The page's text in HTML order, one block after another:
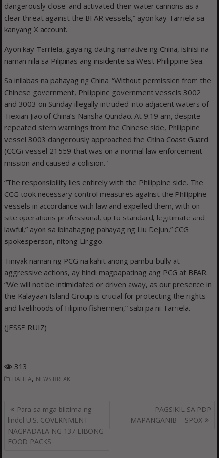
dangerously close’ and activated their water cannons as a
clear threat against the BFAR vessels,” ayon kay Tarriela sa
kanyang X account.
Ayon kay Tarriela, gaya ng dating narrative ng China, isinisi na
naman nila sa Pilipinas ang insidente sa West Philippine Sea.
Sa inilabas na pahayag ng China: “Without permission from the
Chinese government, Philippine government vessels 3002
and 3003 on Sunday illegally intruded into adjacent waters of
Tiexian Jiao of China’s Nansha Qundao. At 9:19 am, despite
repeated stern warnings from the Chinese side, Philippine
vessel 3003 dangerously approached the China Coast Guard
(CCG) vessel 21559 that was on a normal law enforcement
mission and caused a collision. ”
“The responsibility lies entirely with the Philippine side. The
CCG took necessary control measures against the Philippine
vessels in accordance with law and expelled them, with on-
site operations professional, up to standard, legitimate and
lawful,” ayon sa ibinahaging pahayag ng Liu Dejun,” CCG
spokesperson, nitong Linggo.
Tiniyak naman ng PCG na kahit anong pambu-bully at
aggressive actions, ay hindi magpapatinag ang PCG at BFAR.
“We will not be intimidated or driven away, as our presence in
the Kalayaan Island Group is crucial for protecting the rights
and livelihoods of Filipino fishermen,” sabi pa ni Tarriela.
(JESSE RUIZ)
313
BALITA, NEWS BREAK
Post
navigation
Para sa mga biktima ng
lindol U.S. GOVERNMENT
NAGPADALA NG 137 LIBONG
FOOD PACKS
PAGSIKIL SA PDP
MAPANGANIB – SPOX